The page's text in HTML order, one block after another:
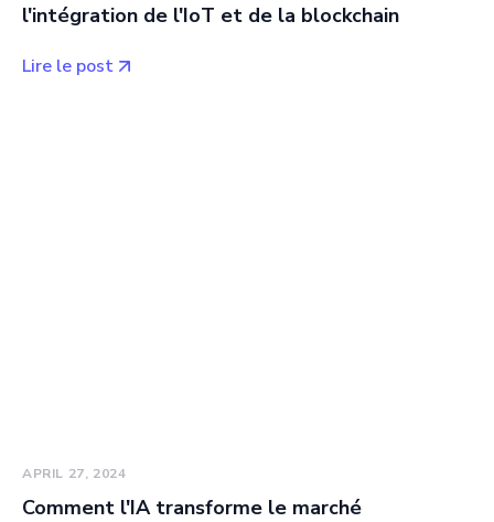
l'intégration de l'IoT et de la blockchain
Lire le post
APRIL 27, 2024
Comment l'IA transforme le marché